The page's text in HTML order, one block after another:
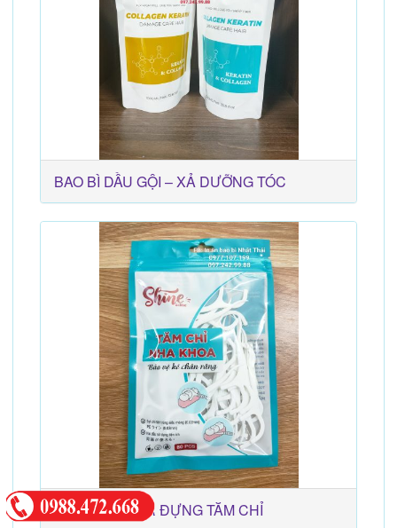
BAO BÌ DẦU GỘI – XẢ DƯỠNG TÓC
BAO BÌ ZIPPER ĐỰNG TĂM CHỈ